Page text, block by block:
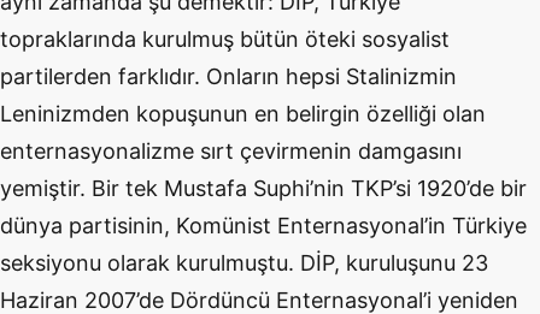
topraklarında kurulmuş bütün öteki sosyalist
partilerden farklıdır. Onların hepsi Stalinizmin
Leninizmden kopuşunun en belirgin özelliği olan
enternasyonalizme sırt çevirmenin damgasını
yemiştir. Bir tek Mustafa Suphi’nin TKP’si 1920’de bir
dünya partisinin, Komünist Enternasyonal’in Türkiye
seksiyonu olarak kurulmuştu. DİP, kuruluşunu 23
Haziran 2007’de Dördüncü Enternasyonal’i yeniden